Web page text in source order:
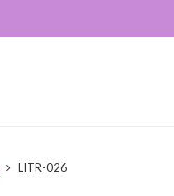
LITR-026